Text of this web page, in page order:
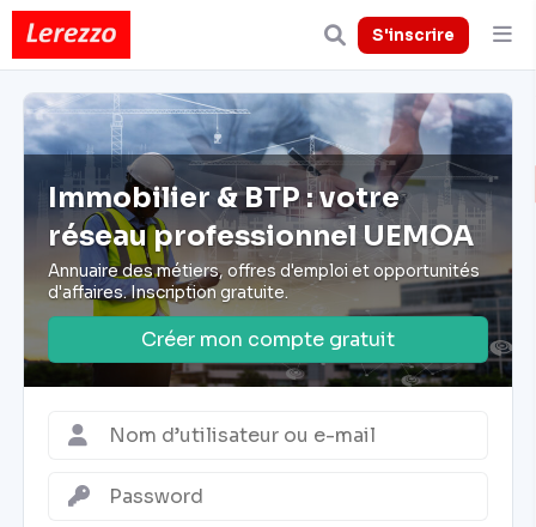
S'inscrire
Immobilier & BTP : votre
réseau professionnel UEMOA
Annuaire des métiers, offres d'emploi et opportunités
d'affaires. Inscription gratuite.
Créer mon compte gratuit